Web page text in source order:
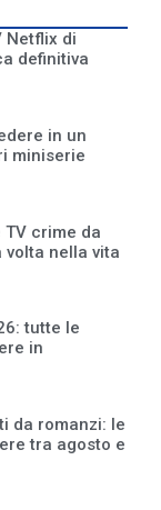
Netflix di
definitiva
in un
miniserie
crime da
volta nella vita
tutte le
in
da romanzi: le
tra agosto e